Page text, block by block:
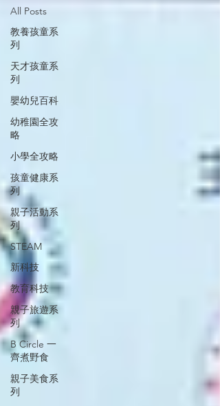
All Posts
教養孩童系
列
天才孩童系
列
嬰幼兒百科
幼稚園全攻
略
小學全攻略
孩童健康系
列
親子活動系
列
STEAM
新科技
教育科技
親子旅遊系
列
B Circle 一
齊煮野食
親子美食系
列